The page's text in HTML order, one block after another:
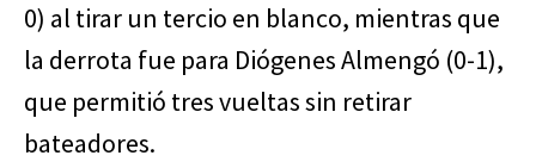
0) al tirar un tercio en blanco, mientras que
la derrota fue para Diógenes Almengó (0-1),
que permitió tres vueltas sin retirar
bateadores.